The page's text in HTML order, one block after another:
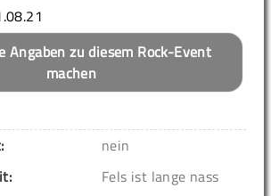
Angaben zu diesem Rock-Event
machen
nein
Fels ist lange nass